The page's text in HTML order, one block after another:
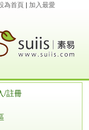
為首頁| 加入最愛
/註冊